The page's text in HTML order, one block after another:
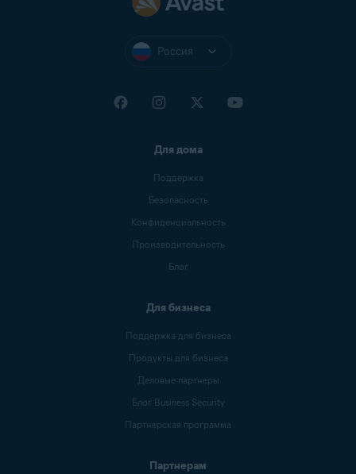
Россия
Для дома
Поддержка
Безопасность
Конфиденциальность
Производительность
Блог
Для бизнеса
Поддержка для бизнеса
Продукты для бизнеса
Деловые партнеры
Блог Business Security
Партнерская программа
Партнерам